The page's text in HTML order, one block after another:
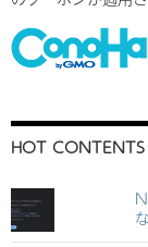
HOT CONTENTS